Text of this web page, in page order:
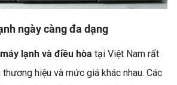
ngày càng đa dạng
máy lạnh và điều hòa tại Việt Nam rất
hiệu và mức giá khác nhau. Các